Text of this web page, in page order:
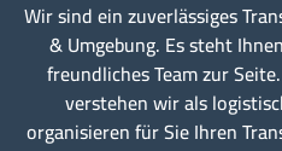
Wir sind ein zuverlässiges
& Umgebung. Es steht
freundliches Team zur
verstehen wir als
organisieren für Sie Ihren